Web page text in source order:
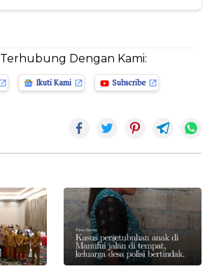
Dengan Kami:
Ikuti Kami Subscribe